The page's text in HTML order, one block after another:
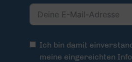
Ich bin damit
meine eingereichten